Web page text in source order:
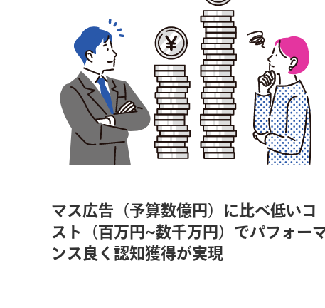
マス広告（予算数億円）に比べ低いコ
スト（百万円~数千万円）でパフォー
ンス良く認知獲得が実現